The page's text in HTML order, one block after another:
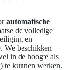
automatische
de volledige
en
We beschikken
in de hoogte als
te kunnen werken.